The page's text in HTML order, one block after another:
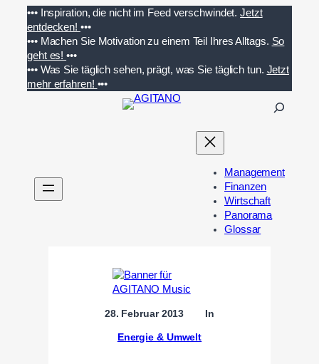
Inhalt
springen
••• Inspiration, die nicht im Feed verschwindet. Jetzt
entdecken! •••
••• Machen Sie Motivation zu einem Teil Ihres Alltags. So
geht es!•••
••• Was Sie täglich sehen, prägt, was Sie täglich tun. Jetzt
mehr erfahren! •••
n
Management
Finanzen
Wirtschaft
Panorama
Glossar
28. Februar 2013 In
Energie & Umwelt